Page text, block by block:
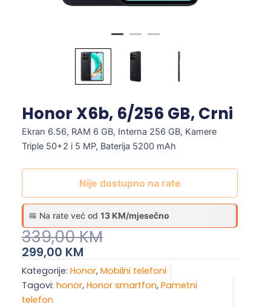
Honor X6b, 6/256 GB, Crni
Ekran 6.56, RAM 6 GB, Interna 256 GB, Kamere
Triple 50+2 i 5 MP, Baterija 5200 mAh
Na rate već od 13 KM/mjesečno
Nije dostupno na rate
339,00KM
Original
Price
Was:
339,00 KM.
299,00 KM
Current
Price
Is:
299,00 KM.
Kategorije: Honor, Mobilni telefoni
Tagovi: honor, Honor smartfon, Pametni
telefon